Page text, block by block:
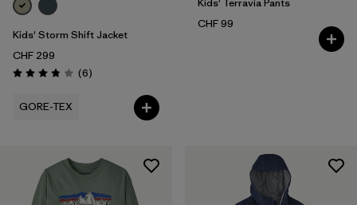
Kids' Storm Shift Jacket
CHF 299
Valutazione: 3.8 / 5
(6Recensioni
)
GORE-TEX
CHF 99